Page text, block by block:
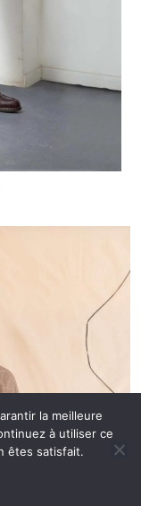
la meilleure
à utiliser ce
êtes satisfait.